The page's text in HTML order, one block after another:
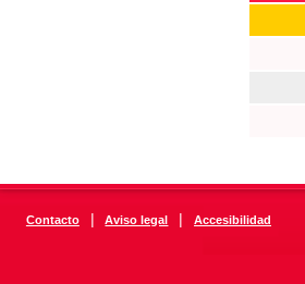
Contacto | Aviso legal | Accesibilidad